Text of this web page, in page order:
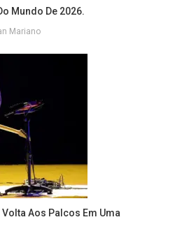
Mundo De 2026.
Mariano
Aos Palcos Em Uma